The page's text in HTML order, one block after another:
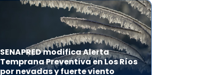
SENAPRED modifica Alerta
Temprana Preventiva en Los Ríos
por nevadas y fuerte viento